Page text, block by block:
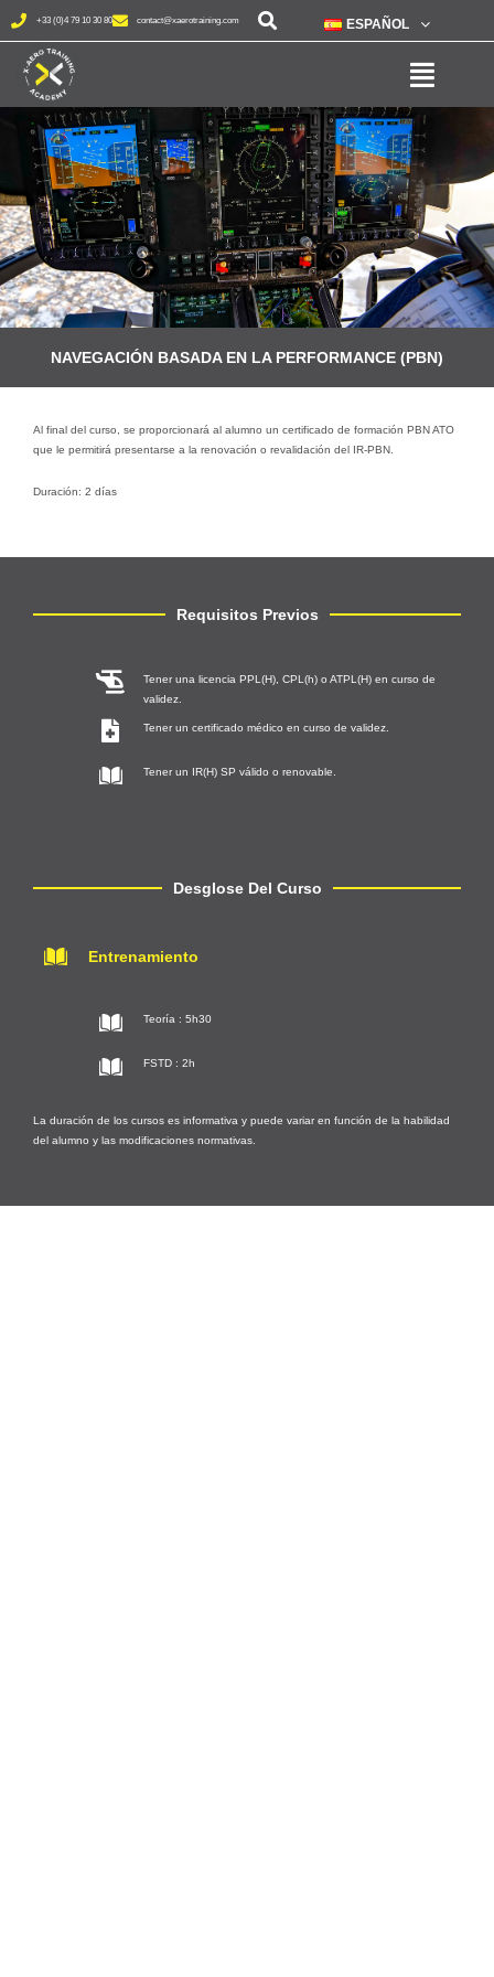
+33 (0)4 79 10 30 80 contact@xaerotraining.com ESPAÑOL
NAVEGACIÓN BASADA EN LA PERFORMANCE (PBN)
Al final del curso, se proporcionará al alumno un certificado de formación PBN ATO
que le permitirá presentarse a la renovación o revalidación del IR-PBN.
Duración: 2 días
Requisitos Previos
Tener una licencia PPL(H), CPL(h) o ATPL(H) en curso de
validez.
Tener un certificado médico en curso de validez.
Tener un IR(H) SP válido o renovable.
Desglose Del Curso
Entrenamiento
Teoría : 5h30
FSTD : 2h
La duración de los cursos es informativa y puede variar en función de la habilidad
del alumno y las modificaciones normativas.